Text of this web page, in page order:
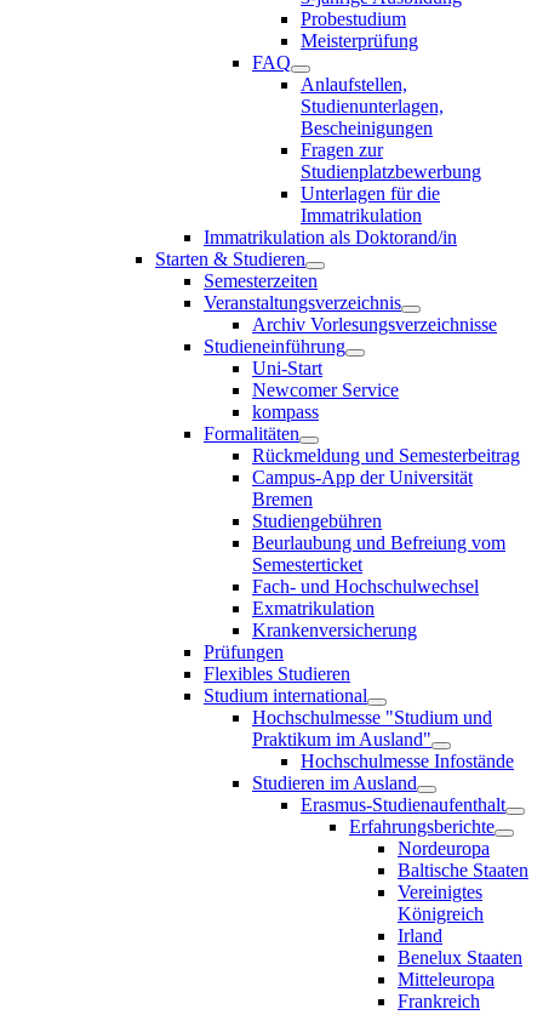
Probestudium
Meisterprüfung
FAQ
Anlaufstellen,
Studienunterlagen,
Bescheinigungen
Fragen zur
Studienplatzbewerbung
Unterlagen für die
Immatrikulation
Immatrikulation als Doktorand/in
Starten & Studieren
Semesterzeiten
Veranstaltungsverzeichnis
Archiv Vorlesungsverzeichnisse
Studieneinführung
Uni-Start
Newcomer Service
kompass
Formalitäten
Rückmeldung und Semesterbeitrag
Campus-App der Universität
Bremen
Studiengebühren
Beurlaubung und Befreiung vom
Semesterticket
Fach- und Hochschulwechsel
Exmatrikulation
Krankenversicherung
Prüfungen
Flexibles Studieren
Studium international
Hochschulmesse "Studium und
Praktikum im Ausland"
Hochschulmesse Infostände
Studieren im Ausland
Erasmus-Studienaufenthalt
Erfahrungsberichte
Nordeuropa
Baltische Staaten
Vereinigtes
Königreich
Irland
Benelux Staaten
Mitteleuropa
Frankreich